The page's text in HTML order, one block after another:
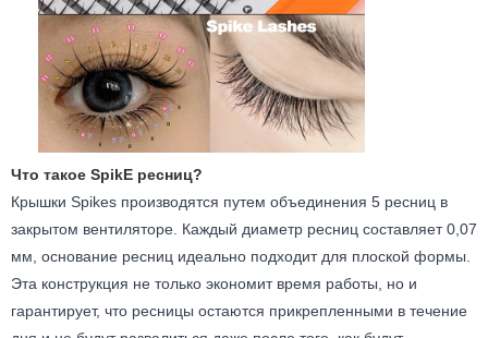
Что такое SpikE ресниц?
Крышки Spikes производятся путем объединения 5 ресниц в
закрытом вентиляторе. Каждый диаметр ресниц составляет 0,07
мм, основание ресниц идеально подходит для плоской формы.
Эта конструкция не только экономит время работы, но и
гарантирует, что ресницы остаются прикрепленными в течение